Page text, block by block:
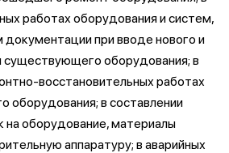
работах оборудования и систем,
при вводе нового и
существующего оборудования; в
восстановительных работах
оборудования; в составлении
на оборудование, материалы
аппаратуру; в аварийных